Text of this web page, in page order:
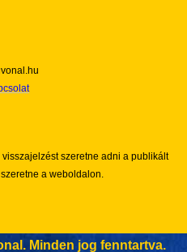
szeretne adni a publikált
a weboldalon.
Minden jog fenntartva.